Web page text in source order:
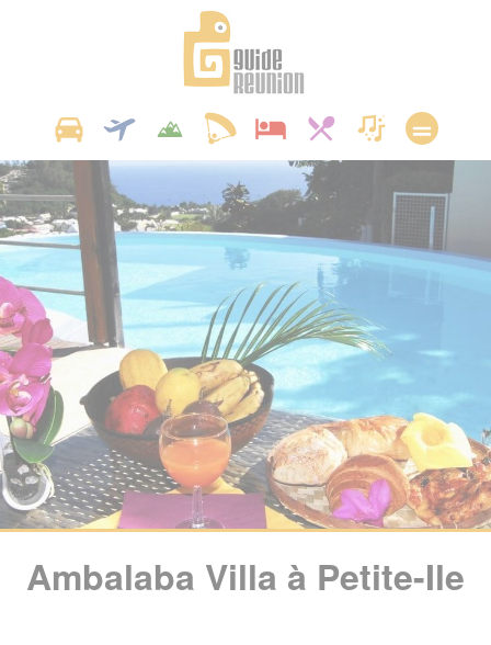
Ambalaba Villa à Petite-Ile
Panneau de gestion des cookies